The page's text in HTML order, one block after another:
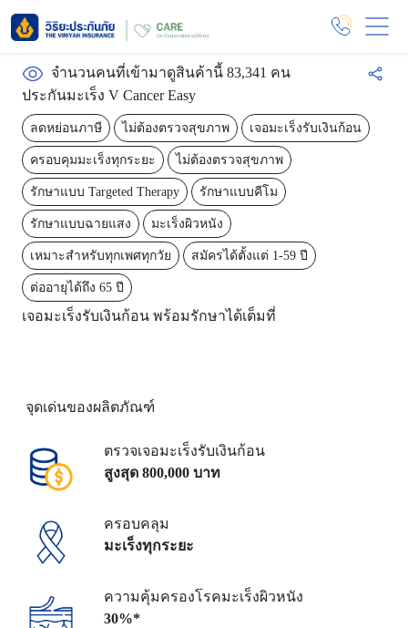
จำนวนคนที่เข้ามาดูสินค้านี้ 83,341 คน
ประกันมะเร็ง V Cancer Easy
ลดหย่อนภาษี ไม่ต้องตรวจสุขภาพ เจอมะเร็งรับเงินก้อน
ครอบคุมมะเร็งทุกระยะ ไม่ต้องตรวจสุขภาพ
รักษาแบบ Targeted Therapy รักษาแบบคีโม
รักษาแบบฉายแสง มะเร็งผิวหนัง
เหมาะสำหรับทุกเพศทุกวัย สมัครได้ตั้งแต่ 1-59 ปี
ต่ออายุได้ถึง 65 ปี
เจอมะเร็งรับเงินก้อน พร้อมรักษาได้เต็มที่
จุดเด่นของผลิตภัณฑ์
ตรวจเจอมะเร็งรับเงินก้อน
สูงสุด 800,000 บาท
ครอบคลุม
มะเร็งทุกระยะ
ความคุ้มครองโรคมะเร็งผิวหนัง
30%*